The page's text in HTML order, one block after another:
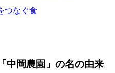
つなぐ食
中岡農園」の名の由来